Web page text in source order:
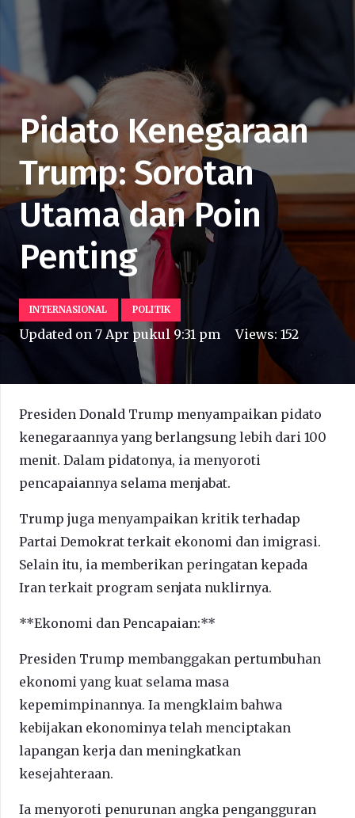
Pidato Kenegaraan
Trump: Sorotan
Utama dan Poin
Penting
INTERNASIONAL POLITIK
Updated on 7 Apr pukul 9:31 pm Views:152
Presiden Donald Trump menyampaikan pidato
kenegaraannya yang berlangsung lebih dari 100
menit. Dalam pidatonya, ia menyoroti
pencapaiannya selama menjabat.
Trump juga menyampaikan kritik terhadap
Partai Demokrat terkait ekonomi dan imigrasi.
Selain itu, ia memberikan peringatan kepada
Iran terkait program senjata nuklirnya.
**Ekonomi dan Pencapaian:**
Presiden Trump membanggakan pertumbuhan
ekonomi yang kuat selama masa
kepemimpinannya. Ia mengklaim bahwa
kebijakan ekonominya telah menciptakan
lapangan kerja dan meningkatkan
kesejahteraan.
Ia menyoroti penurunan angka pengangguran